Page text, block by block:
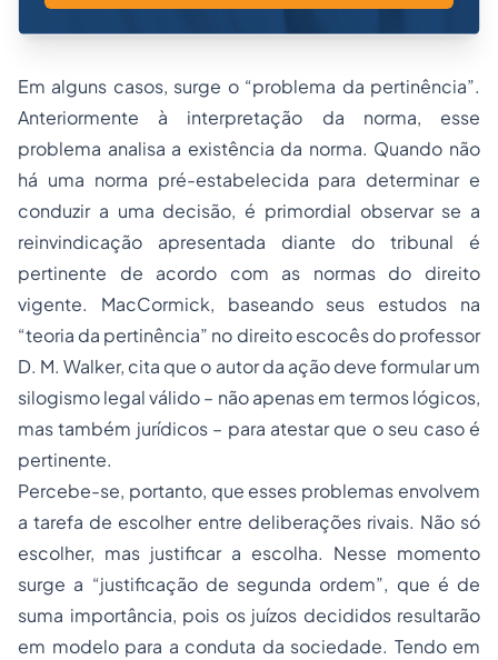
Em alguns casos, surge o “problema da pertinência”.
Anteriormente à interpretação da norma, esse
problema analisa a existência da norma. Quando não
há uma norma pré-estabelecida para determinar e
conduzir a uma decisão, é primordial observar se a
reinvindicação apresentada diante do tribunal é
pertinente de acordo com as normas do direito
vigente. MacCormick, baseando seus estudos na
“teoria da pertinência” no direito escocês do professor
D. M. Walker, cita que o autor da ação deve formular um
silogismo legal válido – não apenas em termos lógicos,
mas também jurídicos – para atestar que o seu caso é
pertinente.
Percebe-se, portanto, que esses problemas envolvem
a tarefa de escolher entre deliberações rivais. Não só
escolher, mas justificar a escolha. Nesse momento
surge a “justificação de segunda ordem”, que é de
suma importância, pois os juízos decididos resultarão
em modelo para a conduta da sociedade. Tendo em